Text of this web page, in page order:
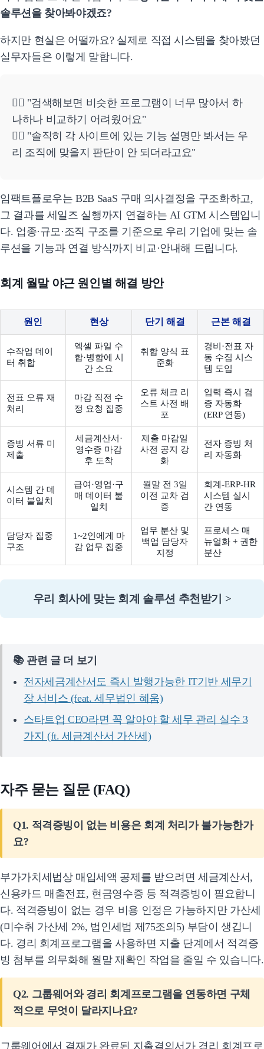
솔루션을 찾아봐야겠죠?
하지만 현실은 어떨까요? 실제로 직접 시스템을 찾아봤던
실무자들은 이렇게 말합니다.
💁‍♀️ "검색해보면 비슷한 프로그램이 너무 많아서 하
나하나 비교하기 어려웠어요"
💁‍♂️ "솔직히 각 사이트에 있는 기능 설명만 봐서는 우
리 조직에 맞을지 판단이 안 되더라고요"
임팩트플로우는 B2B SaaS 구매 의사결정을 구조화하고,
그 결과를 세일즈 실행까지 연결하는 AI GTM 시스템입니
다. 업종·규모·조직 구조를 기준으로 우리 기업에 맞는 솔
루션을 기능과 연결 방식까지 비교·안내해 드립니다.
회계 월말 야근 원인별 해결 방안
원인 현상 단기 해결 근본 해결
수작업 데이
터 취합
엑셀 파일 수
합·병합에 시
간 소요
취합 양식 표
준화
경비·전표 자
동 수집 시스
템 도입
전표 오류 재
처리
마감 직전 수
정 요청 집중
오류 체크 리
스트 사전 배
포
입력 즉시 검
증 자동화
(ERP 연동)
증빙 서류 미
제출
세금계산서·
영수증 마감
후 도착
제출 마감일
사전 공지 강
화
전자 증빙 처
리 자동화
시스템 간 데
이터 불일치
급여·영업·구
매 데이터 불
일치
월말 전 3일
이전 교차 검
증
회계-ERP-HR
시스템 실시
간 연동
담당자 집중
구조
1~2인에게 마
감 업무 집중
업무 분산 및
백업 담당자
지정
프로세스 매
뉴얼화 + 권한
분산
우리 회사에 맞는 회계 솔루션 추천받기 >
📚 관련 글 더 보기
전자세금계산서도 즉시 발행가능한 IT기반 세무기
장 서비스 (feat. 세무법인 혜움)
스타트업 CEO라면 꼭 알아야 할 세무 관리 실수 3
가지 (ft. 세금계산서 가산세)
자주 묻는 질문 (FAQ)
Q1. 적격증빙이 없는 비용은 회계 처리가 불가능한가
요?
부가가치세법상 매입세액 공제를 받으려면 세금계산서,
신용카드 매출전표, 현금영수증 등 적격증빙이 필요합니
다. 적격증빙이 없는 경우 비용 인정은 가능하지만 가산세
(미수취 가산세 2%, 법인세법 제75조의5) 부담이 생깁니
다. 경리 회계프로그램을 사용하면 지출 단계에서 적격증
빙 첨부를 의무화해 월말 재확인 작업을 줄일 수 있습니다.
Q2. 그룹웨어와 경리 회계프로그램을 연동하면 구체
적으로 무엇이 달라지나요?
그룹웨어에서 결재가 완료된 지출결의서가 경리 회계프로